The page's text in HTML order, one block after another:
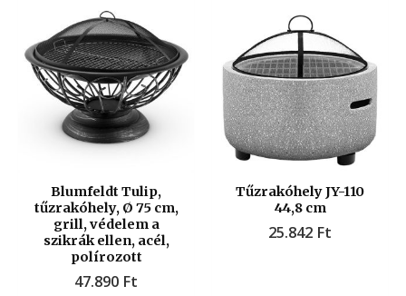
Blumfeldt Tulip,
tűzrakóhely, Ø 75 cm,
grill, védelem a
szikrák ellen, acél,
polírozott
47.890 Ft
Tűzrakóhely JY-110
44,8 cm
25.842 Ft